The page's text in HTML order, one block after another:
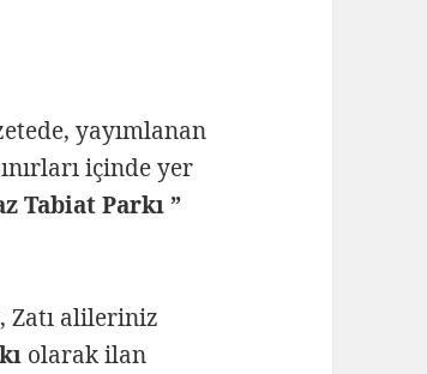
yayımlanan
içinde yer
Tabiat Parkı ”
Zatı alileriniz
olarak ilan